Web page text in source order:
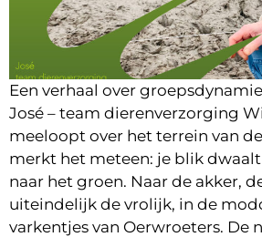
Een verhaal over
José – team dierenverzorging
meeloopt over het terrein van
merkt het meteen: je blik
naar het groen. Naar de akker,
uiteindelijk de vrolijk, in de
varkentjes van Oerwroeters. De